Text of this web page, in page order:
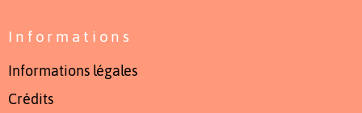
Informations
Informations légales
Crédits